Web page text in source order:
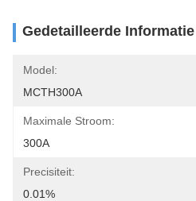
Gedetailleerde Informatie
Model:
MCTH300A
Maximale Stroom:
300A
Precisiteit:
0.01%